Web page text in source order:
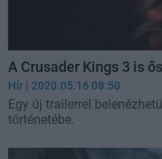
A Crusader Kings 3 is
Hír | 2020.05.16 08:50
Egy új trailerrel
történetébe.